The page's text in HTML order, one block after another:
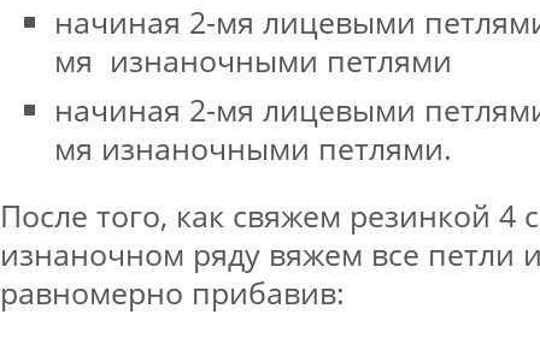
начиная 2-мя лицевыми
мя изнаночными петлями
начиная 2-мя лицевыми
мя изнаночными петлями.
После того, как свяжем резинкой
изнаночном ряду вяжем все петли
равномерно прибавив: